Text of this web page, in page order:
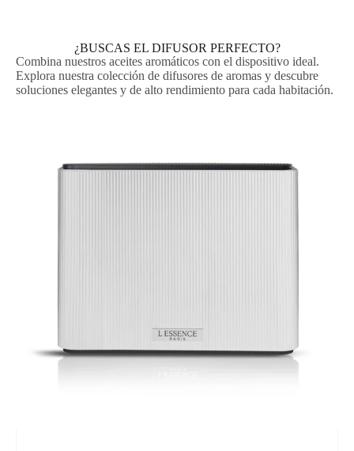
¿BUSCAS EL DIFUSOR PERFECTO?
Combina nuestros aceites aromáticos con el dispositivo ideal.
Explora nuestra colección de difusores de aromas y descubre
soluciones elegantes y de alto rendimiento para cada habitación.